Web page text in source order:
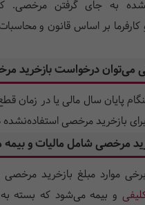
به جای گرفتن مرخصی.
بر اساس قانون و
می‌توان درخواست بازخرید
پایان سال مالی یا در زمان
بازخرید مرخصی
مرخصی شامل مالیات و
موارد مبلغ بازخرید
و بیمه می‌شود که بسته